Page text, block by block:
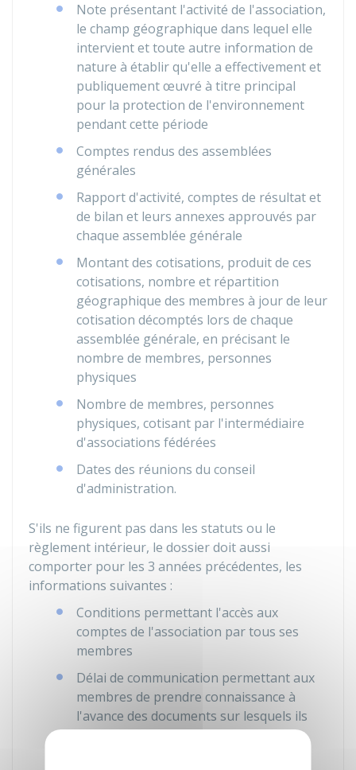
Note présentant l'activité de l'association,
le champ géographique dans lequel elle
intervient et toute autre information de
nature à établir qu'elle a effectivement et
publiquement œuvré à titre principal
pour la protection de l'environnement
pendant cette période
Comptes rendus des assemblées
générales
Rapport d'activité, comptes de résultat et
de bilan et leurs annexes approuvés par
chaque assemblée générale
Montant des cotisations, produit de ces
cotisations, nombre et répartition
géographique des membres à jour de leur
cotisation décomptés lors de chaque
assemblée générale, en précisant le
nombre de membres, personnes
physiques
Nombre de membres, personnes
physiques, cotisant par l'intermédiaire
d'associations fédérées
Dates des réunions du conseil
d'administration.
S'ils ne figurent pas dans les statuts ou le
règlement intérieur, le dossier doit aussi
comporter pour les 3 années précédentes, les
informations suivantes :
Conditions permettant l'accès aux
comptes de l'association par tous ses
membres
Délai de communication permettant aux
membres de prendre connaissance à
l'avance des documents sur lesquels ils
ont à se prononcer en assemblée